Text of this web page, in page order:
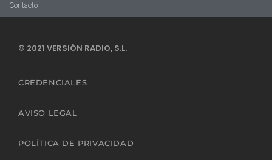
Contacto
© 2021 VERSIÓN RADIO, S.L.
CREDENCIALES
AVISO LEGAL
POLÍTICA DE PRIVACIDAD